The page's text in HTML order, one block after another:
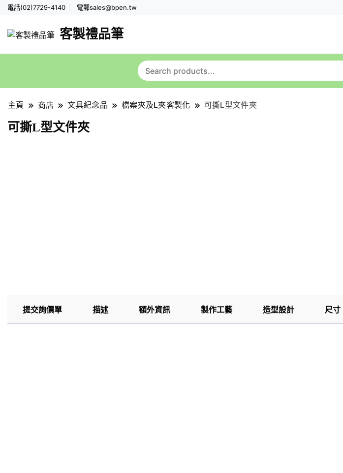
電話(02)7729-4140 電郵sales@bpen.tw
客製禮品筆
主頁 商店 文具紀念品 檔案夾及L夾客製化 可撕L型文件夾
可撕L型文件夾
提交詢價單 描述 額外資訊 製作工藝 造型設計 尺寸